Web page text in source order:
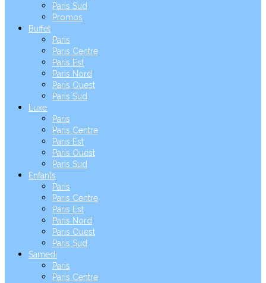
Paris Sud
Promos
Buffet
Paris
Paris Centre
Paris Est
Paris Nord
Paris Ouest
Paris Sud
Luxe
Paris
Paris Centre
Paris Est
Paris Ouest
Paris Sud
Enfants
Paris
Paris Centre
Paris Est
Paris Nord
Paris Ouest
Paris Sud
Samedi
Paris
Paris Centre